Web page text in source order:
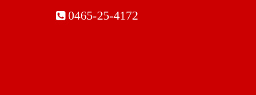
0465-25-4172